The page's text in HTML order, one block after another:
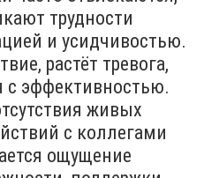
трудности
и усидчивостью.
растёт тревога,
с эффективностью.
живых
с коллегами
ощущение